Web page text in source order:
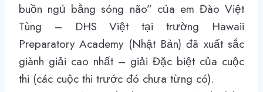
buồn ngủ bằng sóng não” của em Đào Việt
Tùng – DHS Việt tại trường Hawaii
Preparatory Academy (Nhật Bản) đã xuất sắc
giành giải cao nhất – giải Đặc biệt của cuộc
thi (các cuộc thi trước đó chưa từng có).